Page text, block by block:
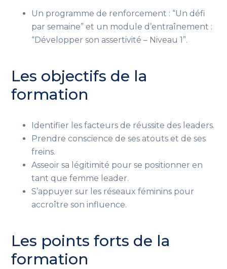
Un programme de renforcement : “Un défi
par semaine” et un module d’entraînement :
“Développer son assertivité – Niveau 1”.
Les objectifs de la
formation
Identifier les facteurs de réussite des leaders.
Prendre conscience de ses atouts et de ses
freins.
Asseoir sa légitimité pour se positionner en
tant que femme leader.
S’appuyer sur les réseaux féminins pour
accroître son influence.
Les points forts de la
formation